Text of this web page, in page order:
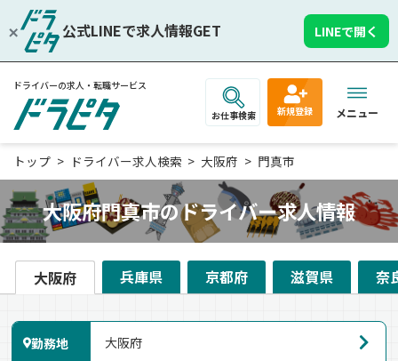
公式LINEで求人情報GET LINEで開く
ドライバーの求人・転職サービス
お仕事検索 新規登録 メニュー
トップ ドライバー求人検索 大阪府 門真市
大阪府門真市のドライバー求人情報
大阪府 兵庫県 京都府 滋賀県 奈
勤務地